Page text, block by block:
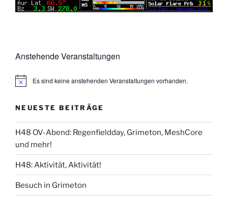
Anstehende Veranstaltungen
Es sind keine anstehenden Veranstaltungen vorhanden.
NEUESTE BEITRÄGE
H48 OV-Abend: Regenfieldday, Grimeton, MeshCore
und mehr!
H48: Aktivität, Aktivität!
Besuch in Grimeton